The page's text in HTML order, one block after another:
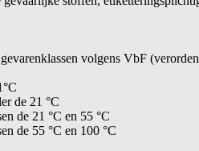
volgens VbF
de 21 °C
de 21 °C en 55 °C
de 55 °C en 100 °C